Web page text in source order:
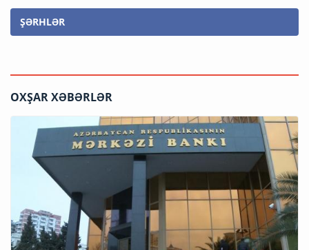
ŞƏRHLƏR
OXŞAR XƏBƏRLƏR